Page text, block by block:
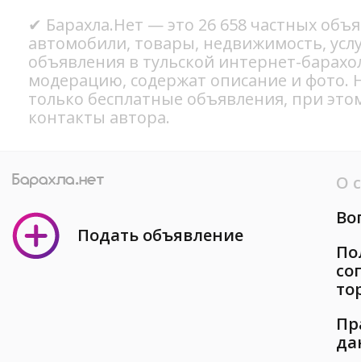
✔ Барахла.Нет — это 26 658 частных
автомобили, товары, недвижимость,
объявления в тульской интернет-
модерацию, содержат описание и фото.
только бесплатные объявления, при
контакты автора.
Подать объявление
О